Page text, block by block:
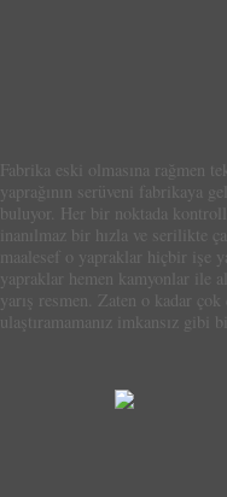
Fabrika eski olmasına rağmen
yaprağının serüveni fabrikaya
buluyor. Her bir noktada
inanılmaz bir hızla ve serilikte
maalesef o yapraklar hiçbir işe
yapraklar hemen kamyonlar ile
yarış resmen. Zaten o kadar
ulaştıramamanız imkansız gibi